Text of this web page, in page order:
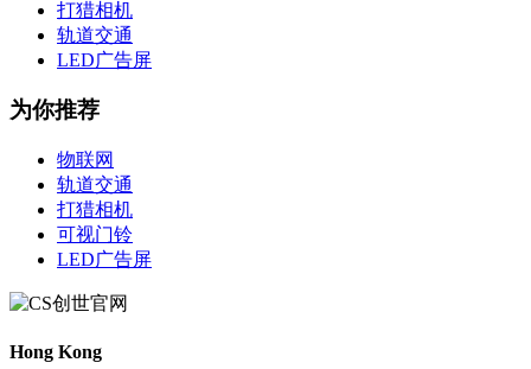
打猎相机
轨道交通
LED广告屏
为你推荐
物联网
轨道交通
打猎相机
可视门铃
LED广告屏
Hong Kong